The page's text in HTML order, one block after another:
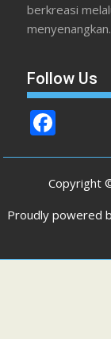
berkreasi
menyenangkan.
Follow Us
ac
e
b
o
Copyright
Proudly powered